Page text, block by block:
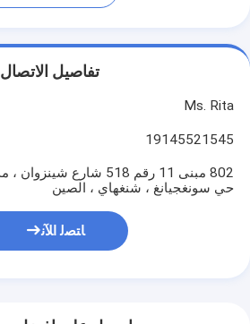
تفاصيل الاتصال
Ms. Rita
19145521545
802 مبنى 11 رقم 518 شارع
حي سونغجيانغ ، شنغهاي ، الصين
ﺎﺘﺼﻟ ﺍﻶﻧ